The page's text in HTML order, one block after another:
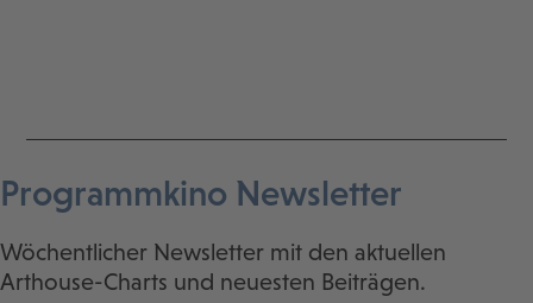
Programmkino Newsletter
Wöchentlicher Newsletter mit den aktuellen
Arthouse-Charts und neuesten Beiträgen.